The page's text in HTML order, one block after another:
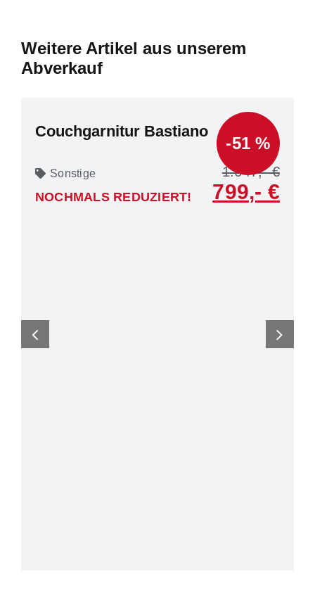
Weitere Artikel aus unserem
Abverkauf
Couchgarnitur Bastiano
-51 %
Sonstige 1.647
NOCHMALS REDUZIERT! 799